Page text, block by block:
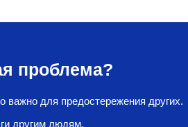
проблема?
важно для предостережения других.
другим людям.